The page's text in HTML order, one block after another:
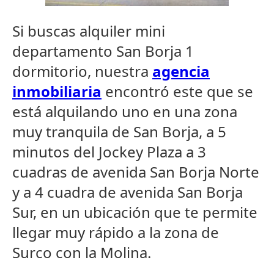
Si buscas alquiler mini
departamento San Borja 1
dormitorio, nuestra agencia
inmobiliaria encontró este que se
está alquilando uno en una zona
muy tranquila de San Borja, a 5
minutos del Jockey Plaza a 3
cuadras de avenida San Borja Norte
y a 4 cuadra de avenida San Borja
Sur, en un ubicación que te permite
llegar muy rápido a la zona de
Surco con la Molina.